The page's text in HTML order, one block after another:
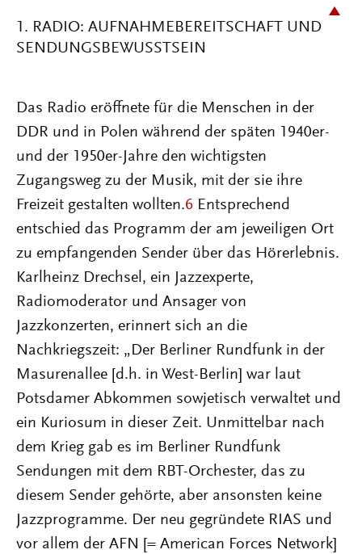
1. RADIO: AUFNAHMEBEREITSCHAFT UND
SENDUNGSBEWUSSTSEIN
Das Radio eröffnete für die Menschen in der
DDR und in Polen während der späten 1940er-
und der 1950er-Jahre den wichtigsten
Zugangsweg zu der Musik, mit der sie ihre
Freizeit gestalten wollten.6 Entsprechend
entschied das Programm der am jeweiligen Ort
zu empfangenden Sender über das Hörerlebnis.
Karlheinz Drechsel, ein Jazzexperte,
Radiomoderator und Ansager von
Jazzkonzerten, erinnert sich an die
Nachkriegszeit: „Der Berliner Rundfunk in der
Masurenallee [d.h. in West-Berlin] war laut
Potsdamer Abkommen sowjetisch verwaltet und
ein Kuriosum in dieser Zeit. Unmittelbar nach
dem Krieg gab es im Berliner Rundfunk
Sendungen mit dem RBT-Orchester, das zu
diesem Sender gehörte, aber ansonsten keine
Jazzprogramme. Der neu gegründete RIAS und
vor allem der AFN [= American Forces Network]